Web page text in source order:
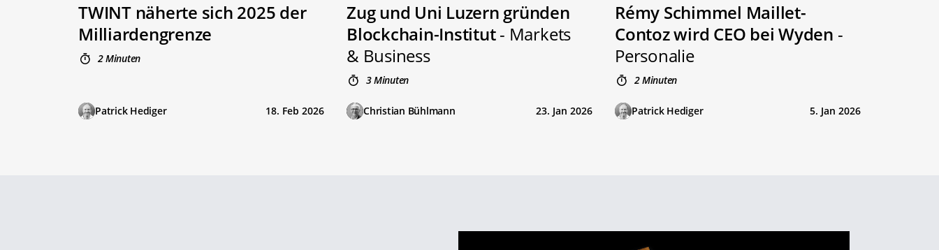
TWINT näherte sich 2025 der
Milliardengrenze
2 Minuten
Patrick Hediger 18. Feb 2026
Zug und Uni Luzern gründen
Blockchain-Institut- Markets
& Business
3 Minuten
Christian Bühlmann 23. Jan 2026
Rémy Schimmel Maillet-
Contoz wird CEO bei Wyden -
Personalie
2 Minuten
Patrick Hediger 5. Jan 2026